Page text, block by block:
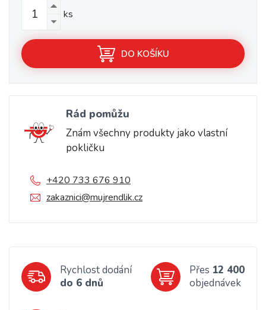
ks
DO KOŠÍKU
Rád pomůžu
Znám všechny produkty jako vlastní
pokličku
+420 733 676 910
zakaznici@mujrendlik.cz
Rychlost dodání
do 6 dnů
Přes 12 400
objednávek